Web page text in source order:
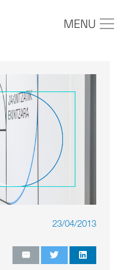
MENU
23/04/2013